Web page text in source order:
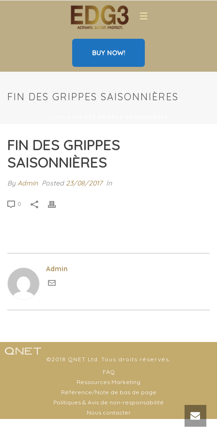
BUY NOW!
FIN DES GRIPPES SAISONNIÈRES
FIN DES GRIPPES
SAISONNIÈRES
ByAdmin Posted 23/08/2017 In
0
Admin
©2018 QNET Ltd. Tous droits réservés.
FAQ
Ressources Marketing
Référence/Note de bas de page
Politiques & Avis de non-responsabilité
Nous contacter